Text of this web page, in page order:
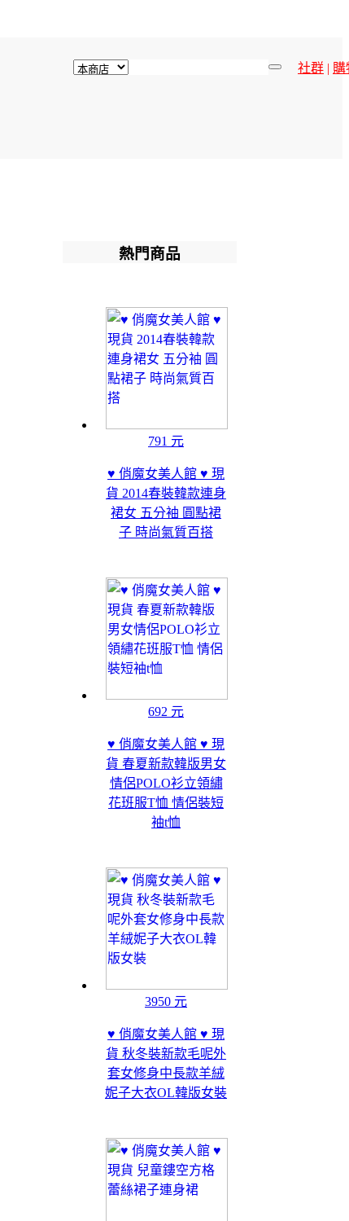
社群 | 購
熱門商品
791 元
♥ 俏魔女美人館 ♥ 現
貨 2014春裝韓款連身
裙女 五分袖 圓點裙
子 時尚氣質百搭
692 元
♥ 俏魔女美人館 ♥ 現
貨 春夏新款韓版男女
情侶POLO衫立領繡
花班服T恤 情侶裝短
袖t恤
3950 元
♥ 俏魔女美人館 ♥ 現
貨 秋冬裝新款毛呢外
套女修身中長款羊絨
妮子大衣OL韓版女裝